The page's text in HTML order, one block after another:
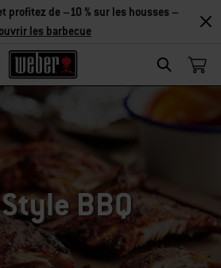
les accessoires
BBQ